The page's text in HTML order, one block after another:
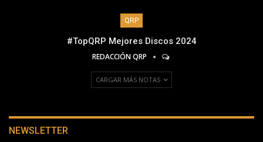
QRP
#TopQRP Mejores Discos 2024
REDACCIÓN QRP
CARGAR MÁS NOTAS
NEWSLETTER